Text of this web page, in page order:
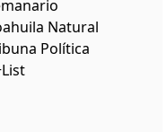
Natural
Política